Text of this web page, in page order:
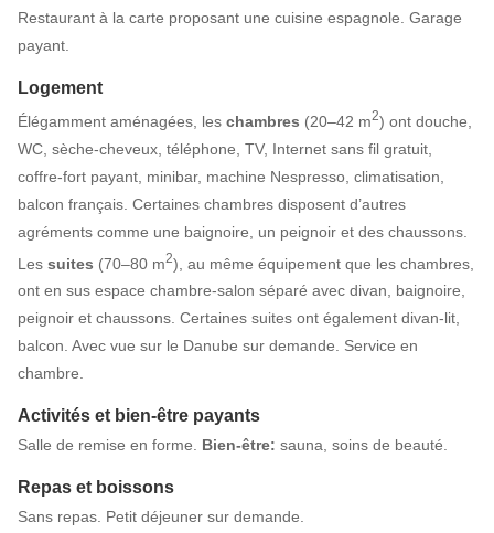
Restaurant à la carte proposant une cuisine espagnole. Garage
payant.
Logement
Élégamment aménagées, les chambres (20–42 m2) ont douche,
WC, sèche-cheveux, téléphone, TV, Internet sans fil gratuit,
coffre-fort payant, minibar, machine Nespresso, climatisation,
balcon français. Certaines chambres disposent d’autres
agréments comme une baignoire, un peignoir et des chaussons.
Les suites (70–80 m2), au même équipement que les chambres,
ont en sus espace chambre-salon séparé avec divan, baignoire,
peignoir et chaussons. Certaines suites ont également divan-lit,
balcon. Avec vue sur le Danube sur demande. Service en
chambre.
Activités et bien-être payants
Salle de remise en forme. Bien-être: sauna, soins de beauté.
Repas et boissons
Sans repas. Petit déjeuner sur demande.